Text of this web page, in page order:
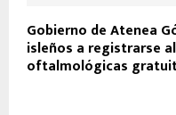
Gobierno de Atenea
isleños a registrarse
oftalmológicas